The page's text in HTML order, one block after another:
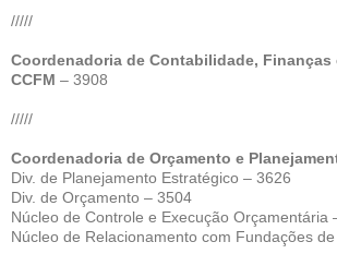
/////
Coordenadoria de Contabilidade, Finanças
CCFM – 3908
/////
Coordenadoria de Orçamento e
Div. de Planejamento Estratégico – 3626
Div. de Orçamento – 3504
Núcleo de Controle e Execução Orçamentária
Núcleo de Relacionamento com Fundações